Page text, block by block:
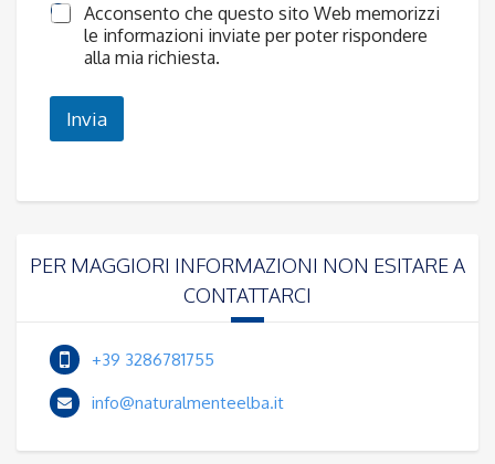
Acconsento che questo sito Web memorizzi
le informazioni inviate per poter rispondere
alla mia richiesta.
Invia
PER MAGGIORI INFORMAZIONI NON ESITARE A
CONTATTARCI
+39 3286781755
info@naturalmenteelba.it